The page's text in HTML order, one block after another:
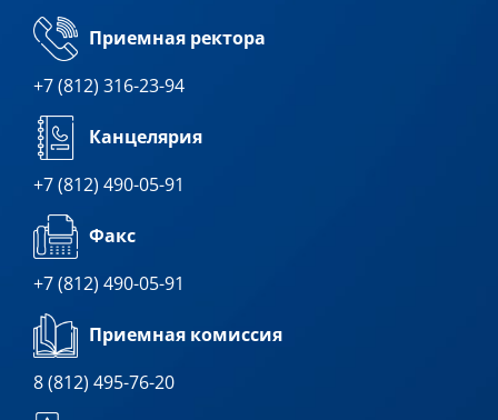
Приемная ректора
+7 (812) 316-23-94
Канцелярия
+7 (812) 490-05-91
Факс
+7 (812) 490-05-91
Приемная комиссия
8 (812) 495-76-20